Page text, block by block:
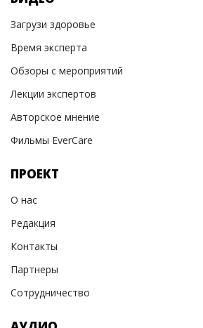
Загрузи здоровье
Время эксперта
Обзоры с мероприятий
Лекции экспертов
Авторское мнение
Фильмы EverCare
ПРОЕКТ
О нас
Редакция
Контакты
Партнеры
Сотрудничество